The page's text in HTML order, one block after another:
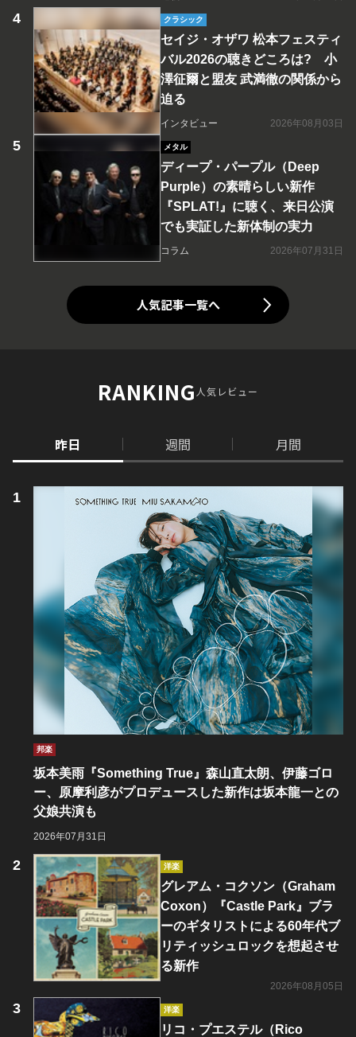
クラシック
セイジ・オザワ 松本フェスティ
バル2026の聴きどころは? 小
澤征爾と盟友 武満徹の関係から
迫る
インタビュー 2026年08月03日
メタル
ディープ・パープル（Deep
Purple）の素晴らしい新作
『SPLAT!』に聴く、来日公演
でも実証した新体制の実力
コラム 2026年07月31日
人気記事一覧へ
RANKING人気レビュー
昨日 週間 月間
邦楽
坂本美雨『Something True』森山直太朗、伊藤ゴロ
ー、原摩利彦がプロデュースした新作は坂本龍一との
父娘共演も
2026年07月31日
洋楽
グレアム・コクソン（Graham
Coxon）『Castle Park』ブラ
ーのギタリストによる60年代ブ
リティッシュロックを想起させ
る新作
2026年08月05日
洋楽
リコ・プエステル（Rico